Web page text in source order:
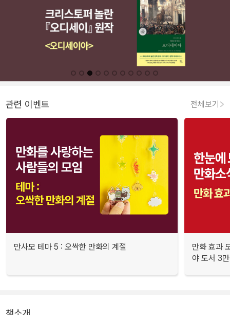
관련 이벤트 전체보기
만사모 테마 5 : 오싹한 만화의 계절
만화 효과
야 도서 3